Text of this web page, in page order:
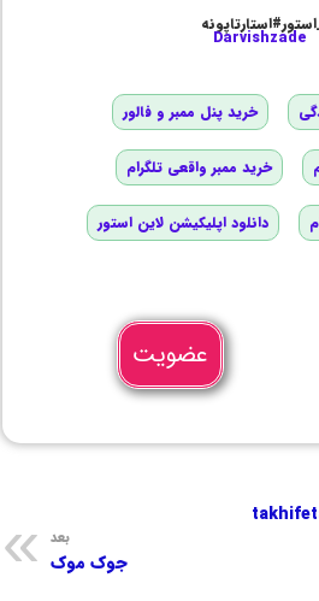
Darvishzade
خرید پنل ممبر و فالور
خرید ممبر واقعی تلگرام
دانلود اپلیکیشن لاین استور
عضویت
بعد
جوک موک